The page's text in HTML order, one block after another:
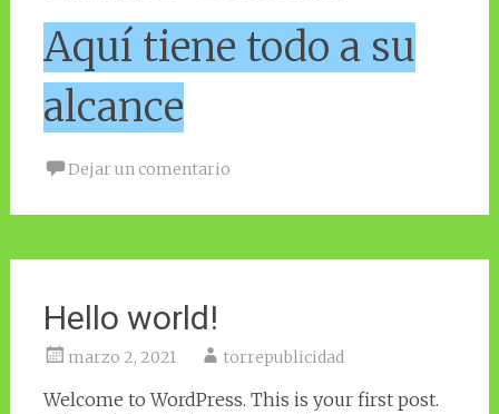
Aquí tiene todo a su
alcance
Dejar un comentario
Hello world!
marzo 2, 2021 torrepublicidad
Welcome to WordPress. This is your first post.